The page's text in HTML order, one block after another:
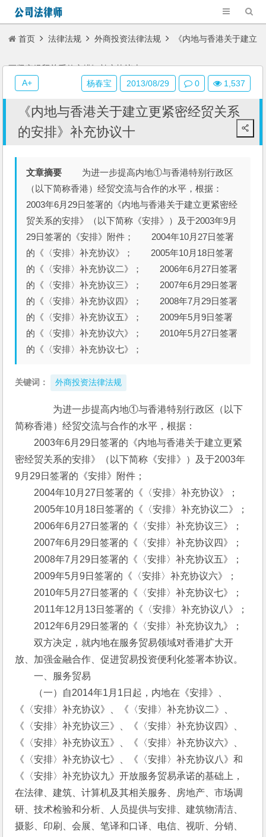
首页 法律法规 外商投资法律法规 《内地与香港关于建立
更紧密经贸关系的安排》补充协议十
《内地与香港关于建立更紧密经贸关系
的安排》补充协议十
文章摘要 为进一步提高内地①与香港特别行政区
（以下简称香港）经贸交流与合作的水平，根据：
2003年6月29日签署的《内地与香港关于建立更紧密经
贸关系的安排》（以下简称《安排》）及于2003年9月
29日签署的《安排》附件； 2004年10月27日签署
的《〈安排〉补充协议》； 2005年10月18日签署
的《〈安排〉补充协议二》； 2006年6月27日签署
的《〈安排〉补充协议三》； 2007年6月29日签署
的《〈安排〉补充协议四》； 2008年7月29日签署
的《〈安排〉补充协议五》； 2009年5月9日签署
的《〈安排〉补充协议六》； 2010年5月27日签署
的《〈安排〉补充协议七》；
关键词： 外商投资法律法规
为进一步提高内地①与香港特别行政区（以下
简称香港）经贸交流与合作的水平，根据：
2003年6月29日签署的《内地与香港关于建立更紧
密经贸关系的安排》（以下简称《安排》）及于2003年
9月29日签署的《安排》附件；
2004年10月27日签署的《〈安排〉补充协议》；
2005年10月18日签署的《〈安排〉补充协议二》；
2006年6月27日签署的《〈安排〉补充协议三》；
2007年6月29日签署的《〈安排〉补充协议四》；
2008年7月29日签署的《〈安排〉补充协议五》；
2009年5月9日签署的《〈安排〉补充协议六》；
2010年5月27日签署的《〈安排〉补充协议七》；
2011年12月13日签署的《〈安排〉补充协议八》；
2012年6月29日签署的《〈安排〉补充协议九》；
双方决定，就内地在服务贸易领域对香港扩大开
放、加强金融合作、促进贸易投资便利化签署本协议。
一、服务贸易
（一）自2014年1月1日起，内地在《安排》、
《〈安排〉补充协议》、《〈安排〉补充协议二》、
《〈安排〉补充协议三》、《〈安排〉补充协议四》、
《〈安排〉补充协议五》、《〈安排〉补充协议六》、
《〈安排〉补充协议七》、《〈安排〉补充协议八》和
《〈安排〉补充协议九》开放服务贸易承诺的基础上，
在法律、建筑、计算机及其相关服务、房地产、市场调
研、技术检验和分析、人员提供与安排、建筑物清洁、
摄影、印刷、会展、笔译和口译、电信、视听、分销、
杨春宝 2013/08/29 0 1,537
A+